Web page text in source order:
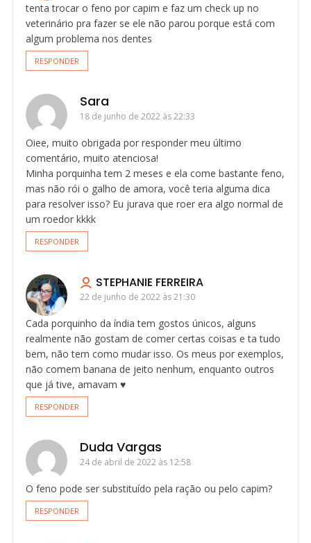
tenta trocar o feno por capim e faz um check up no
veterinário pra fazer se ele não parou porque está com
algum problema nos dentes
RESPONDER
Sara
18 de junho de 2022 às 22:33
Oiee, muito obrigada por responder meu último
comentário, muito atenciosa!
Minha porquinha tem 2 meses e ela come bastante feno,
mas não rói o galho de amora, você teria alguma dica
para resolver isso? Eu jurava que roer era algo normal de
um roedor kkkk
RESPONDER
STEPHANIE FERREIRA
22 de junho de 2022 às 21:30
Cada porquinho da índia tem gostos únicos, alguns
realmente não gostam de comer certas coisas e ta tudo
bem, não tem como mudar isso. Os meus por exemplos,
não comem banana de jeito nenhum, enquanto outros
que já tive, amavam ♥
RESPONDER
Duda Vargas
24 de abril de 2022 às 12:58
O feno pode ser substituído pela ração ou pelo capim?
RESPONDER